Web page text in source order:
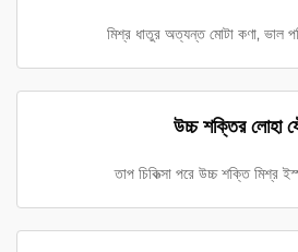
মিশ্র ধাতুর অত্যন্ত মোটা কণা, ভাল
উচ্চ শক্তির লোহা
তাপ চিকিত্সা পরে উচ্চ শক্তি মিশ্র